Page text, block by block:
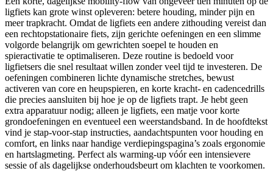
ligfiets kan grote winst opleveren: betere houding, minder pijn en
meer trapkracht. Omdat de ligfiets een andere zithouding vereist dan
een rechtopstationaire fiets, zijn gerichte oefeningen en een slimme
volgorde belangrijk om gewrichten soepel te houden en
spieractivatie te optimaliseren. Deze routine is bedoeld voor
ligfietsers die snel resultaat willen zonder veel tijd te investeren. De
oefeningen combineren lichte dynamische stretches, bewust
activeren van core en heupspieren, en korte kracht- en cadencedrills
die precies aansluiten bij hoe je op de ligfiets trapt. Je hebt geen
extra apparatuur nodig; alleen je ligfiets, een matje voor korte
grondoefeningen en eventueel een weerstandsband. In de hoofdtekst
vind je stap-voor-stap instructies, aandachtspunten voor houding en
comfort, en links naar handige verdiepingspagina’s zoals ergonomie
en hartslagmeting. Perfect als warming-up vóór een intensievere
sessie of als dagelijkse onderhoudsbeurt om klachten te voorkomen.